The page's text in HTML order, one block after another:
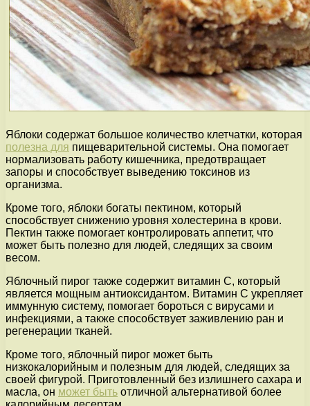
Яблоки содержат большое количество клетчатки, которая
полезна для пищеварительной системы. Она помогает
нормализовать работу кишечника, предотвращает
запоры и способствует выведению токсинов из
организма.
Кроме того, яблоки богаты пектином, который
способствует снижению уровня холестерина в крови.
Пектин также помогает контролировать аппетит, что
может быть полезно для людей, следящих за своим
весом.
Яблочный пирог также содержит витамин C, который
является мощным антиоксидантом. Витамин C укрепляет
иммунную систему, помогает бороться с вирусами и
инфекциями, а также способствует заживлению ран и
регенерации тканей.
Кроме того, яблочный пирог может быть
низкокалорийным и полезным для людей, следящих за
своей фигурой. Приготовленный без излишнего сахара и
масла, он может быть отличной альтернативой более